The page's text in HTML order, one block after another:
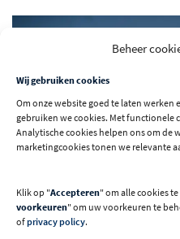
Beheer
Wij gebruiken cookies
Om onze website goed te laten werken
gebruiken we cookies. Met functionele
Analytische cookies helpen ons om de
marketingcookies tonen we relevante
Klik op "Accepteren" om alle cookies
voorkeuren" om uw voorkeuren te
ofprivacy policy.